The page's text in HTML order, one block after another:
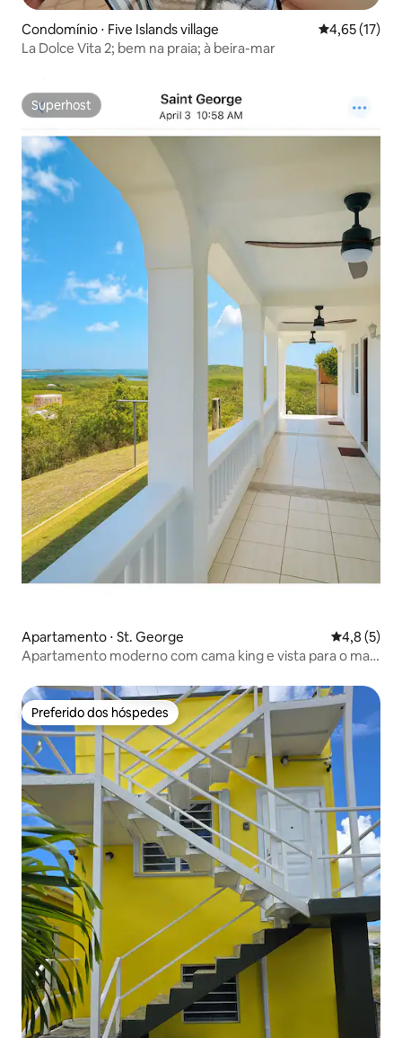
Condomínio ⋅ Five Islands village 4,65 de uma
4,65 (17)
La Dolce Vita 2; bem na praia; à beira-mar
Superhost
Superhost
Apartamento ⋅ St. George 4,8 de
4,8 (5)
Apartamento moderno com cama king e vista para o mar
Preferido dos hóspedes
Preferido dos hóspedes